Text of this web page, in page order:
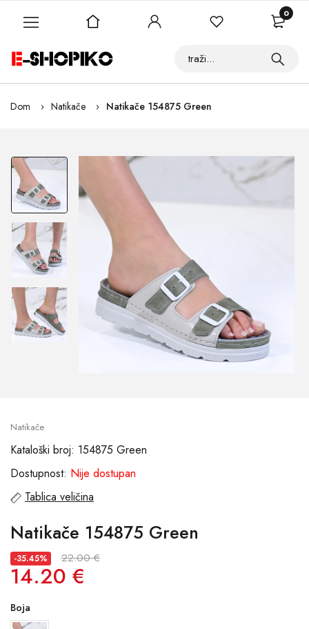
Dom Natikače Natikače 154875 Green
Natikače
Kataloški broj: 154875 Green
Dostupnost: Nije dostupan
Tablica veličina
Natikače 154875 Green
-35.45% 22.00 €
14.20 €
Boja
0